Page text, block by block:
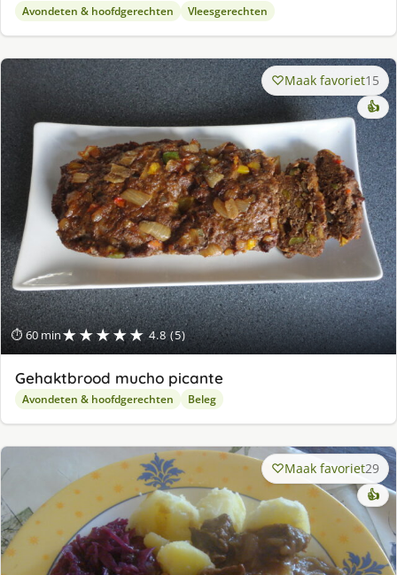
Avondeten & hoofdgerechten Vleesgerechten
⏱ 60 min★★★★★ 4.8 (5)
Maak favoriet15
👍
Gehaktbrood mucho picante
Avondeten & hoofdgerechten Beleg
Maak favoriet29
👍